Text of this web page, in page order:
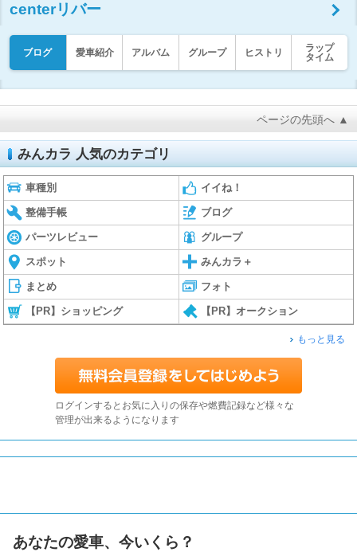
centerリバー
ブログ 愛車紹介 アルバム グループ ヒストリ
ラップ
タイム
ページの先頭へ ▲
みんカラ 人気のカテゴリ
車種別 イイね！
整備手帳 ブログ
パーツレビュー グループ
スポット みんカラ＋
まとめ フォト
【PR】ショッピング 【PR】オークション
もっと見る
ログインするとお気に入りの保存や燃費記録など様々な
管理が出来るようになります
あなたの愛車、今いくら？